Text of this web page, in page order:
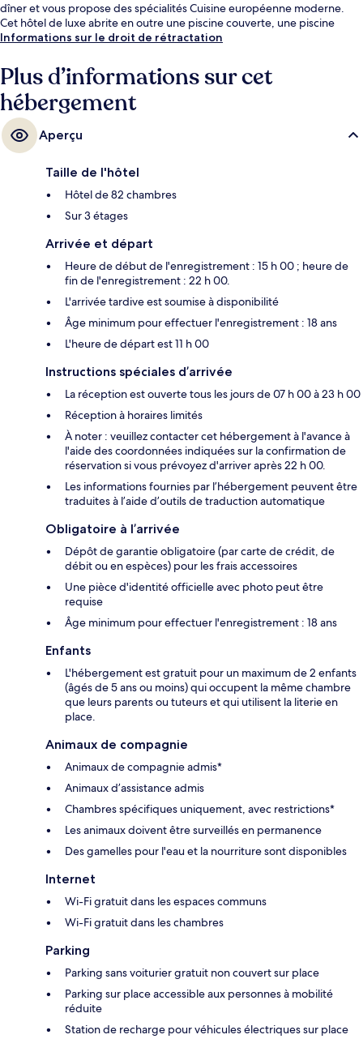
dîner et vous propose des spécialités Cuisine européenne moderne.
Cet hôtel de luxe abrite en outre une piscine couverte, une piscine
extérieure et un bar / salon. Les transports publics sont tout proches.
Informations sur le droit de rétractation
Plus d’informations sur cet
hébergement
Aperçu
Taille de l'hôtel
Hôtel de 82 chambres
Sur 3 étages
Arrivée et départ
Heure de début de l'enregistrement : 15 h 00 ; heure de
fin de l'enregistrement : 22 h 00.
L'arrivée tardive est soumise à disponibilité
Âge minimum pour effectuer l'enregistrement : 18 ans
L'heure de départ est 11 h 00
Instructions spéciales d’arrivée
La réception est ouverte tous les jours de 07 h 00 à 23 h 00
Réception à horaires limités
À noter : veuillez contacter cet hébergement à l'avance à
l'aide des coordonnées indiquées sur la confirmation de
réservation si vous prévoyez d'arriver après 22 h 00.
Les informations fournies par l’hébergement peuvent être
traduites à l’aide d’outils de traduction automatique
Obligatoire à l’arrivée
Dépôt de garantie obligatoire (par carte de crédit, de
débit ou en espèces) pour les frais accessoires
Une pièce d'identité officielle avec photo peut être
requise
Âge minimum pour effectuer l'enregistrement : 18 ans
Enfants
L'hébergement est gratuit pour un maximum de 2 enfants
(âgés de 5 ans ou moins) qui occupent la même chambre
que leurs parents ou tuteurs et qui utilisent la literie en
place.
Animaux de compagnie
Animaux de compagnie admis*
Animaux d’assistance admis
Chambres spécifiques uniquement, avec restrictions*
Les animaux doivent être surveillés en permanence
Des gamelles pour l'eau et la nourriture sont disponibles
Internet
Wi-Fi gratuit dans les espaces communs
Wi-Fi gratuit dans les chambres
Parking
Parking sans voiturier gratuit non couvert sur place
Parking sur place accessible aux personnes à mobilité
réduite
Station de recharge pour véhicules électriques sur place